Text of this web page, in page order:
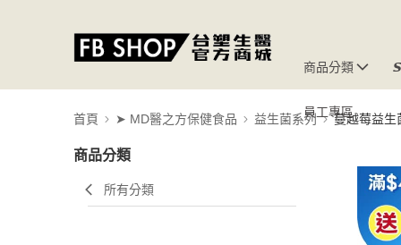
商品分類
員工專區
首頁 ➤ MD醫之方保健食品 益生菌系列 蔓越莓益生
商品分類
所有分類